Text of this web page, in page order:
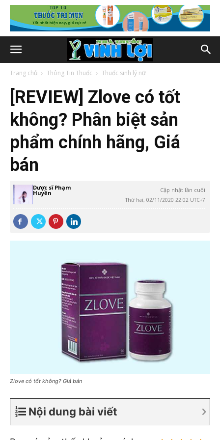
Trang chủ Thông Tin Thuốc Thuốc sinh lý nữ
[REVIEW] Zlove có tốt
không? Phân biệt sản
phẩm chính hãng, Giá
bán
Dược sĩ Phạm
Huyền Cập nhật lần cuối
Thứ hai, 02/11/2020 22:02 UTC+7
Zlove có tốt không? Giá bán
Nội dung bài viết